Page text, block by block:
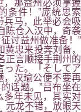
那益州必须掌握
条件！”庞统思索
兵马，此举必会吸
陈仓入汉中，奇袭
讨益州做准备！”
忠来投奔刘备，
正言顺接手荆州的
った。「そしてア
汉瑜公便不要再
话题。”吕布坐在
多年未见，其实对
元龙不错，放眼天